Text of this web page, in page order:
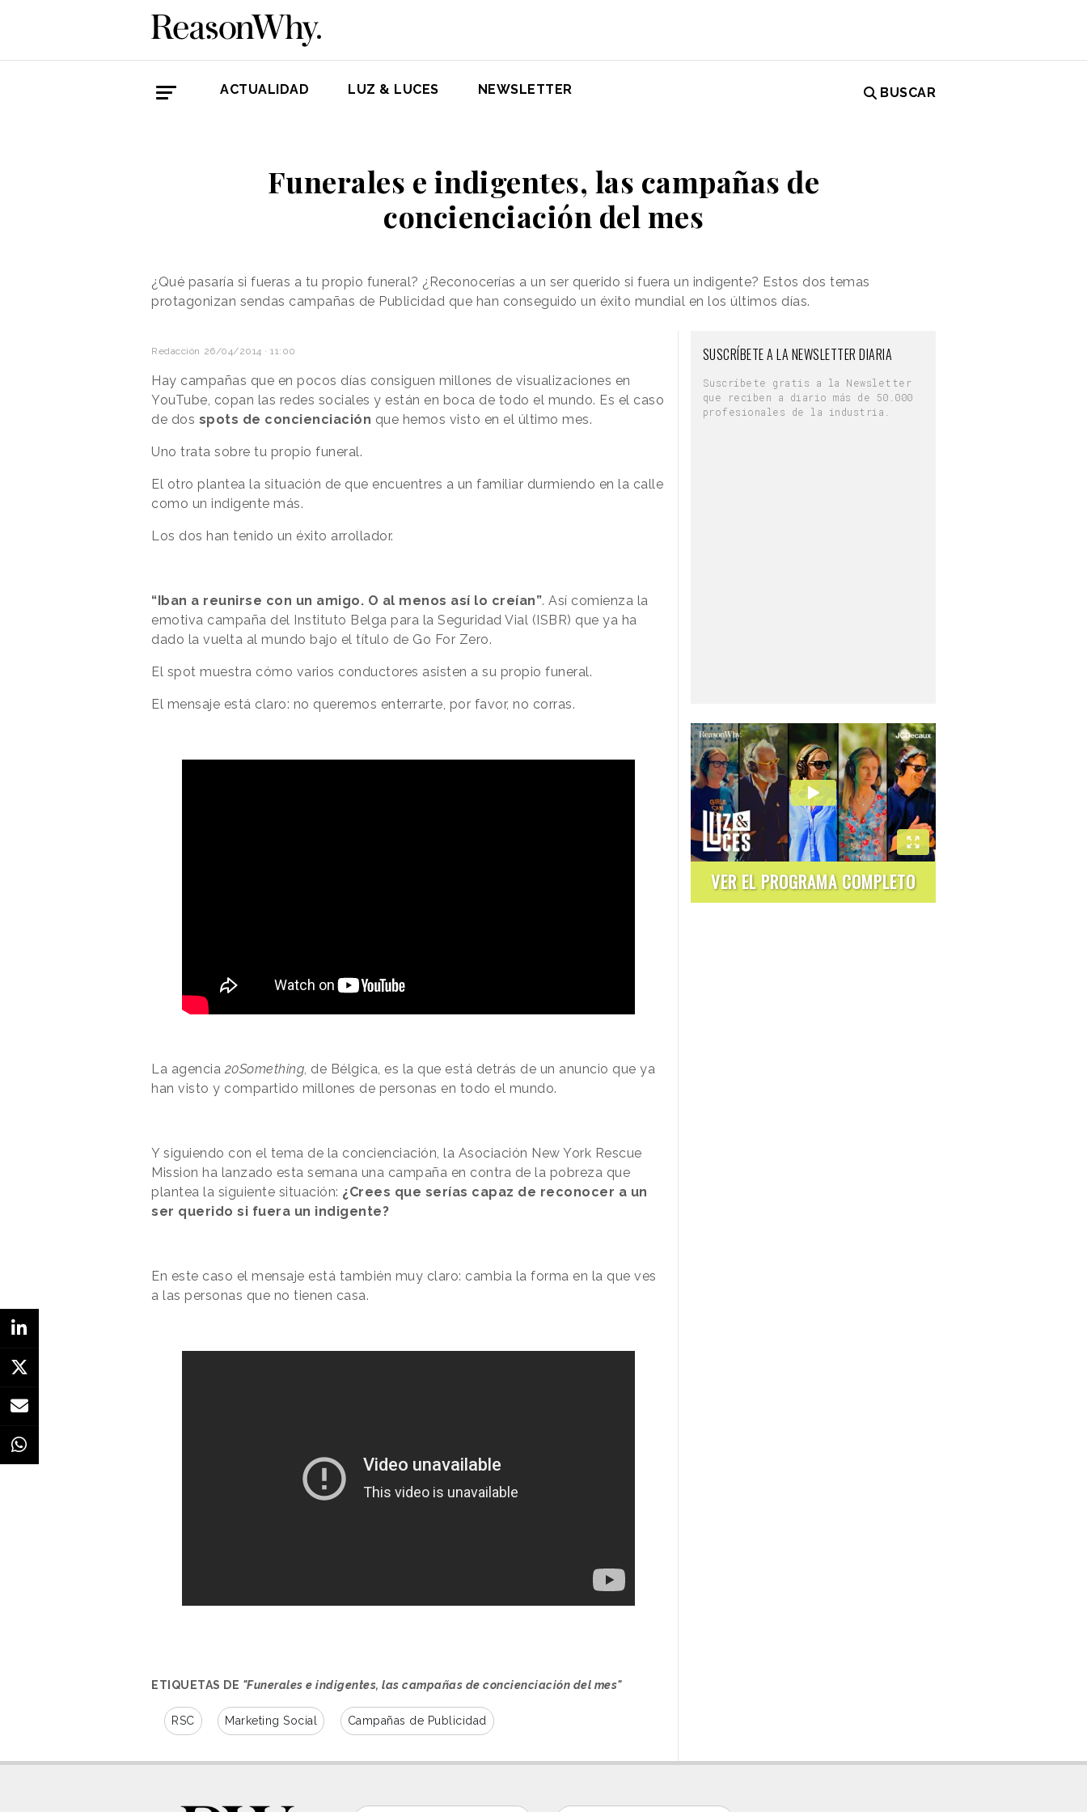
ACTUALIDAD LUZ & LUCES NEWSLETTER BUSCAR
Funerales e indigentes, las campañas de
concienciación del mes
¿Qué pasaría si fueras a tu propio funeral? ¿Reconocerías a un ser querido si fuera un indigente? Estos dos temas
protagonizan sendas campañas de Publicidad que han conseguido un éxito mundial en los últimos días.
Redacción 26/04/2014 · 11:00
Hay campañas que en pocos días consiguen millones de visualizaciones en
YouTube, copan las redes sociales y están en boca de todo el mundo. Es el caso
de dos spots de concienciación que hemos visto en el último mes.
Uno trata sobre tu propio funeral.
El otro plantea la situación de que encuentres a un familiar durmiendo en la calle
como un indigente más.
Los dos han tenido un éxito arrollador.
“Iban a reunirse con un amigo. O al menos así lo creían”. Así comienza la
emotiva campaña del Instituto Belga para la Seguridad Vial (ISBR) que ya ha
dado la vuelta al mundo bajo el título de Go For Zero.
El spot muestra cómo varios conductores asisten a su propio funeral.
El mensaje está claro: no queremos enterrarte, por favor, no corras.
La agencia 20Something , de Bélgica, es la que está detrás de un anuncio que ya
han visto y compartido millones de personas en todo el mundo.
Y siguiendo con el tema de la concienciación, la Asociación New York Rescue
Mission ha lanzado esta semana una campaña en contra de la pobreza que
plantea la siguiente situación: ¿Crees que serías capaz de reconocer a un
ser querido si fuera un indigente?
En este caso el mensaje está también muy claro: cambia la forma en la que ves
a las personas que no tienen casa.
ETIQUETAS DE "Funerales e indigentes, las campañas de concienciación del mes"
RSC Marketing Social Campañas de Publicidad
SUSCRÍBETE A LA NEWSLETTER DIARIA
Suscríbete gratis a la Newsletter
que reciben a diario más de 50.000
profesionales de la industria.
VER EL PROGRAMA COMPLETO